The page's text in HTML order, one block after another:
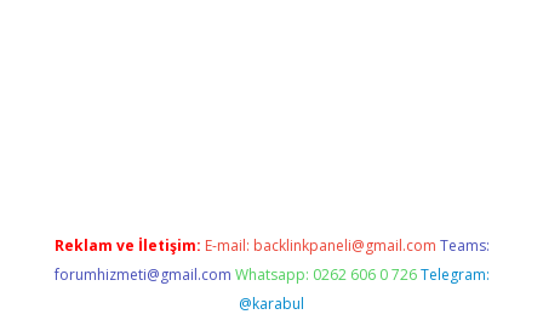
Reklam ve İletişim: E-mail: backlinkpaneli@gmail.com Teams:
forumhizmeti@gmail.com Whatsapp: 0262 606 0 726 Telegram:
@karabul